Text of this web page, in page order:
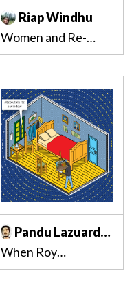
Riap Windhu
Women and Re-
identity
Pandu Lazuardy
Patriari
When Roy
Lichtenstein